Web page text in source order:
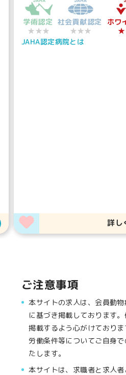
学術認定
★★★
社会貢献認定
★★★
ホワ
★
JAHA認定病院とは
詳し
ご注意事項
本サイトの求人は、会員動
に基づき掲載しております
掲載するよう心がけておりま
労働条件等についてご自身
たします。
本サイトは、求職者と求人